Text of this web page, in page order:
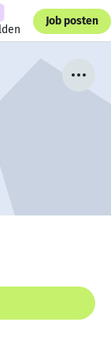
Job posten